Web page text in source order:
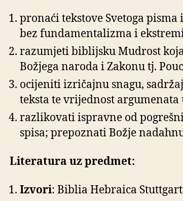
pronaći tekstove Svetoga
bez fundamentalizma i
razumjeti biblijsku Mudrost
Božjega naroda i Zakonu tj.
ocijeniti izričajnu snagu,
teksta te vrijednost argumenata
razlikovati ispravne od
spisa; prepoznati Božje
Literatura uz predmet:
Izvori: Biblia Hebraica